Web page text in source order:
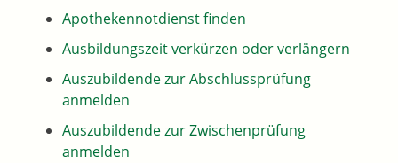
Apothekennotdienst finden
Ausbildungszeit verkürzen oder verlängern
Auszubildende zur Abschlussprüfung
anmelden
Auszubildende zur Zwischenprüfung
anmelden